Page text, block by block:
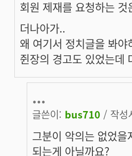
회원 제재를 요청하는
더나아가..
왜 여기서 정치글을 봐
쥔장의 경고도 있었는데
...
글쓴이: bus710 / 작성
그분이 악의는 없었
되는게 아닐까요?